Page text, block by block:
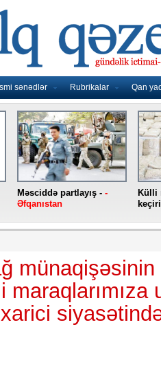
sənədlər Rubrikalar Qan
Külli miqdarda heroin ələ
keçirilib -- Türkiyə
maraqlarımıza